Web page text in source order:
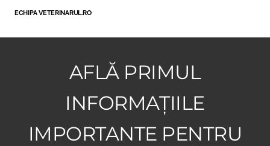
ECHIPA VETERINARUL.RO
AFLĂ PRIMUL
INFORMAȚIILE
IMPORTANTE PENTRU